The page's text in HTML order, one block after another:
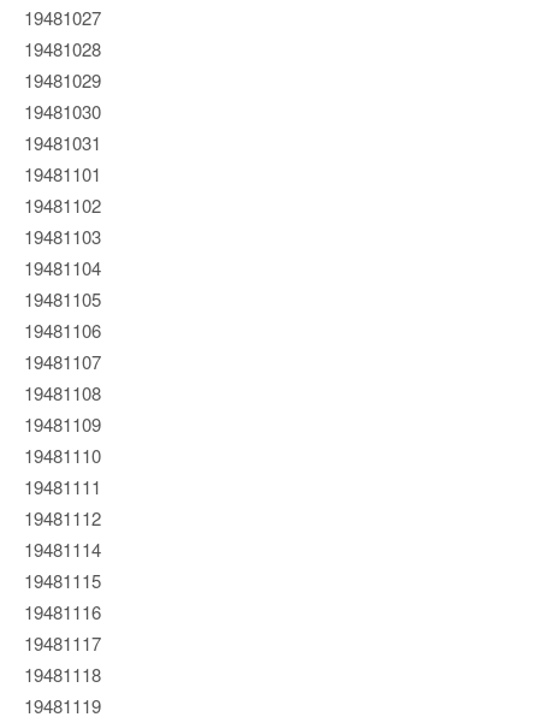
19481027
19481028
19481029
19481030
19481031
19481101
19481102
19481103
19481104
19481105
19481106
19481107
19481108
19481109
19481110
19481111
19481112
19481114
19481115
19481116
19481117
19481118
19481119